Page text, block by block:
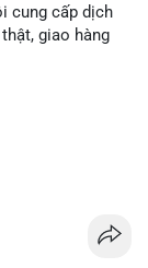
lượng với giá
cung cấp dịch
giao hàng